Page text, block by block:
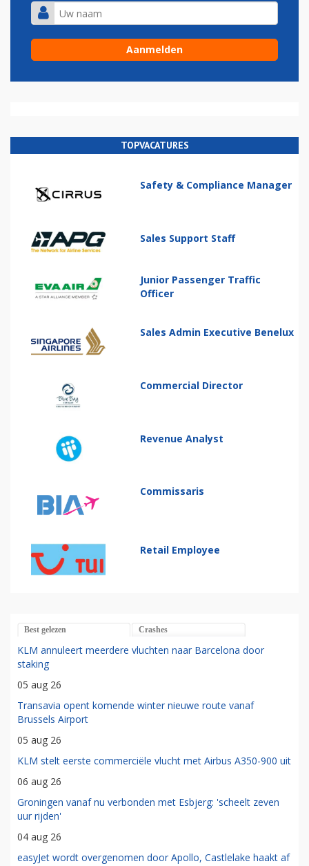
TOPVACATURES
Safety & Compliance Manager
Sales Support Staff
Junior Passenger Traffic
Officer
Sales Admin Executive Benelux
Commercial Director
Revenue Analyst
Commissaris
Retail Employee
Best gelezen Crashes
KLM annuleert meerdere vluchten naar Barcelona door
staking
05 aug 26
Transavia opent komende winter nieuwe route vanaf
Brussels Airport
05 aug 26
KLM stelt eerste commerciële vlucht met Airbus A350-900 uit
06 aug 26
Groningen vanaf nu verbonden met Esbjerg: 'scheelt zeven
uur rijden'
04 aug 26
easyJet wordt overgenomen door Apollo, Castlelake haakt af